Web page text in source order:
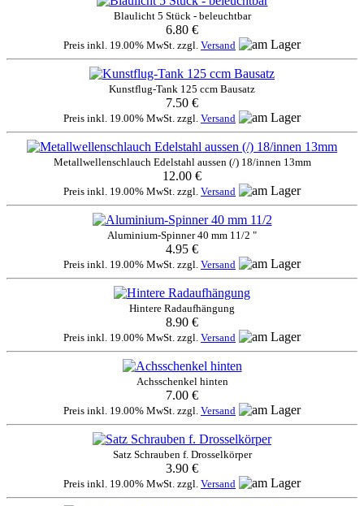
Blaulicht 5 Stück - beleuchtbar
6.80 €
Preis inkl. 19.00% MwSt. zzgl. Versand
Kunstflug-Tank 125 ccm Bausatz
7.50 €
Preis inkl. 19.00% MwSt. zzgl. Versand
Metallwellenschlauch Edelstahl aussen (/) 18/innen 13mm
12.00 €
Preis inkl. 19.00% MwSt. zzgl. Versand
Aluminium-Spinner 40 mm 11/2 "
4.95 €
Preis inkl. 19.00% MwSt. zzgl. Versand
Hintere Radaufhängung
8.90 €
Preis inkl. 19.00% MwSt. zzgl. Versand
Achsschenkel hinten
7.00 €
Preis inkl. 19.00% MwSt. zzgl. Versand
Satz Schrauben f. Drosselkörper
3.90 €
Preis inkl. 19.00% MwSt. zzgl. Versand